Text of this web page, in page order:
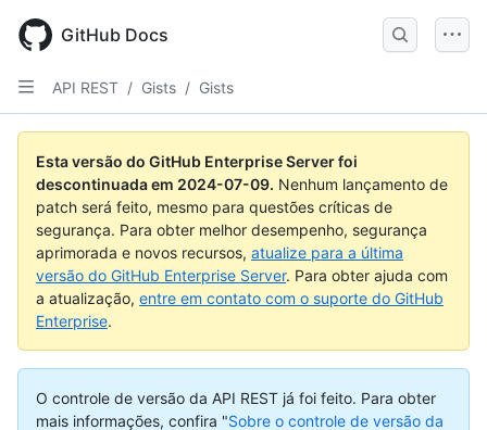
main
content
GitHub Docs
API REST / Gists / Gists
Esta versão do GitHub Enterprise Server foi
descontinuada em 2024-07-09. Nenhum lançamento de
patch será feito, mesmo para questões críticas de
segurança. Para obter melhor desempenho, segurança
aprimorada e novos recursos, atualize para a última
versão do GitHub Enterprise Server. Para obter ajuda com
a atualização, entre em contato com o suporte do GitHub
Enterprise.
O controle de versão da API REST já foi feito. Para obter
mais informações, confira "Sobre o controle de versão da
Nome,
Tipo,
Descrição
Nome,
Tipo,
Descrição
Nome,
Tipo,
Descrição
Nome,
Tipo,
Descrição
Nome,
Tipo,
Descrição
Nome,
Tipo,
Descrição
Nome,
Tipo,
Descrição
Nome,
Tipo,
Descrição
Nome,
Tipo,
Descrição
Nome,
Tipo,
Descrição
Nome,
Tipo,
Descrição
Nome,
Tipo,
Descrição
Nome,
Tipo,
Descrição
Nome,
Tipo,
Descrição
Nome,
Tipo,
Descrição
Nome,
Tipo,
Descrição
Nome,
Tipo,
Descrição
Nome,
Tipo,
Descrição
Nome,
Tipo,
Descrição
Nome,
Tipo,
Descrição
Nome,
Tipo,
Descrição
Nome,
Tipo,
Descrição
Nome,
Tipo,
Descrição
Nome,
Tipo,
Descrição
Nome,
Tipo,
Descrição
Nome,
Tipo,
Descrição
Nome,
Tipo,
Descrição
Nome,
Tipo,
Descrição
Nome,
Tipo,
Descrição
Nome,
Tipo,
Descrição
Nome,
Tipo,
Descrição
Nome,
Tipo,
Descrição
Nome,
Tipo,
Descrição
Nome,
Tipo,
Descrição